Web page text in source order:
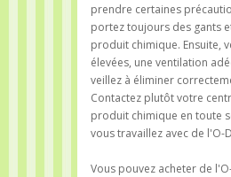
prendre certaines
portez toujours des gants
produit chimique. Ensuite,
élevées, une ventilation
veillez à éliminer
Contactez plutôt votre
produit chimique en toute
vous travaillez avec de l'O-
Vous pouvez acheter de